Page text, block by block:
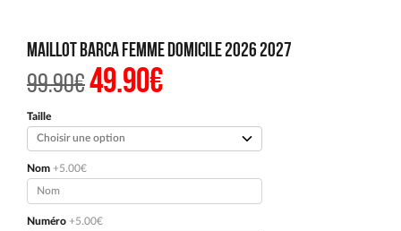
Maillot Barca Femme Domicile 2026 2027
99.90€Le
prix
était :
99.90€.
49.90€Le
prix
est :
49.90€.
Taille
Nom +5.00€
Numéro +5.00€